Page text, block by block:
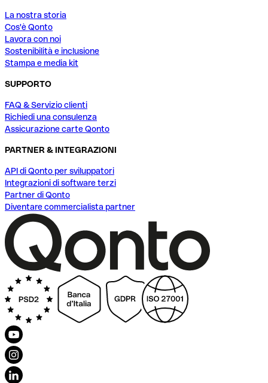
La nostra storia
Cos'è Qonto
Lavora con noi
Sostenibilità e inclusione
Stampa e media kit
SUPPORTO
FAQ & Servizio clienti
Richiedi una consulenza
Assicurazione carte Qonto
PARTNER & INTEGRAZIONI
API di Qonto per sviluppatori
Integrazioni di software terzi
Partner di Qonto
Diventare commercialista partner